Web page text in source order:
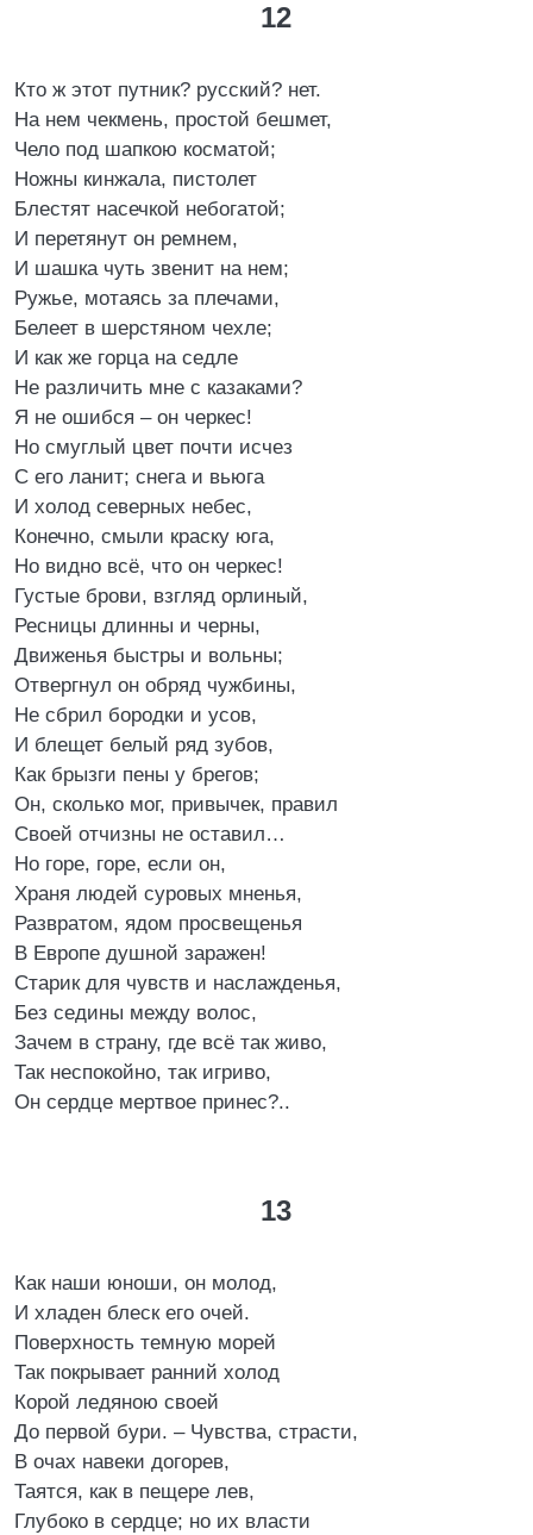
12
Кто ж этот путник? русский? нет.
На нем чекмень, простой бешмет,
Чело под шапкою косматой;
Ножны кинжала, пистолет
Блестят насечкой небогатой;
И перетянут он ремнем,
И шашка чуть звенит на нем;
Ружье, мотаясь за плечами,
Белеет в шерстяном чехле;
И как же горца на седле
Не различить мне с казаками?
Я не ошибся – он черкес!
Но смуглый цвет почти исчез
С его ланит; снега и вьюга
И холод северных небес,
Конечно, смыли краску юга,
Но видно всё, что он черкес!
Густые брови, взгляд орлиный,
Ресницы длинны и черны,
Движенья быстры и вольны;
Отвергнул он обряд чужбины,
Не сбрил бородки и усов,
И блещет белый ряд зубов,
Как брызги пены у брегов;
Он, сколько мог, привычек, правил
Своей отчизны не оставил…
Но горе, горе, если он,
Храня людей суровых мненья,
Развратом, ядом просвещенья
В Европе душной заражен!
Старик для чувств и наслажденья,
Без седины между волос,
Зачем в страну, где всё так живо,
Так неспокойно, так игриво,
Он сердце мертвое принес?..
13
Как наши юноши, он молод,
И хладен блеск его очей.
Поверхность темную морей
Так покрывает ранний холод
Корой ледяною своей
До первой бури. – Чувства, страсти,
В очах навеки догорев,
Таятся, как в пещере лев,
Глубоко в сердце; но их власти